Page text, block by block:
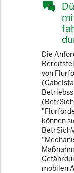
Die
von
können
mobilen